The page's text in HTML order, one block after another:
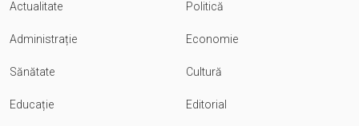
Actualitate Politică
Administrație Economie
Sănătate Cultură
Educație Editorial